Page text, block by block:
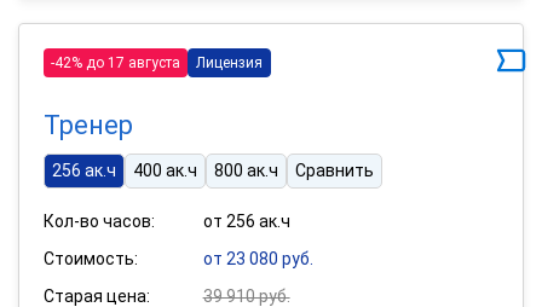
-42% до 17 августа Лицензия
Тренер
256 ак.ч 400 ак.ч 800 ак.ч Сравнить
Кол-во часов:
от 256 ак.ч
Стоимость:
от 23 080 руб.
Старая цена:
39 910 руб.